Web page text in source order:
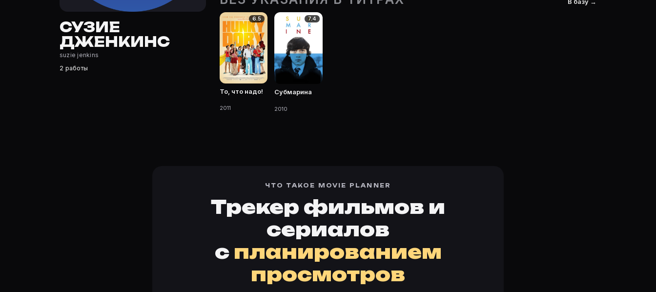
Сузие Дженкинс — актёр. Биография и роли на карточке Movie Planner.
Где открыть фильмографию Сузие Дженкинс?
На Movie Planner: https://movie-planner.ru/s/7176838 — фильмы, сериалы, роли и фото.
СУЗИЕ
ДЖЕНКИНС
suzie jenkins
2 работы
6.5
То, что надо!
2011
7.4
Субмарина
2010
ЧТО ТАКОЕ MOVIE PLANNER
Трекер фильмов и
сериалов
с планированием
просмотров